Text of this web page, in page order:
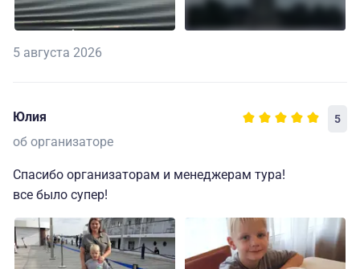
5 августа 2026
Юлия 5
об организаторе
Спасибо организаторам и менеджерам тура!
все было супер!